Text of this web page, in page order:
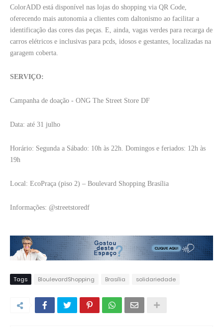
ColorADD está disponível nas lojas do shopping via QR Code,
oferecendo mais autonomia a clientes com daltonismo ao facilitar a
identificação das cores das peças. E, ainda, vagas verdes para recarga de
carros elétricos e inclusivas para pcds, idosos e gestantes, localizadas na
garagem coberta.
SERVIÇO:
Campanha de doação - ONG The Street Store DF
Data: até 31 julho
Horário: Segunda a Sábado: 10h às 22h. Domingos e feriados: 12h às
19h
Local: EcoPraça (piso 2) – Boulevard Shopping Brasília
Informações: @streetstoredf
Tags BloulevardShopping Brasília solidariedade